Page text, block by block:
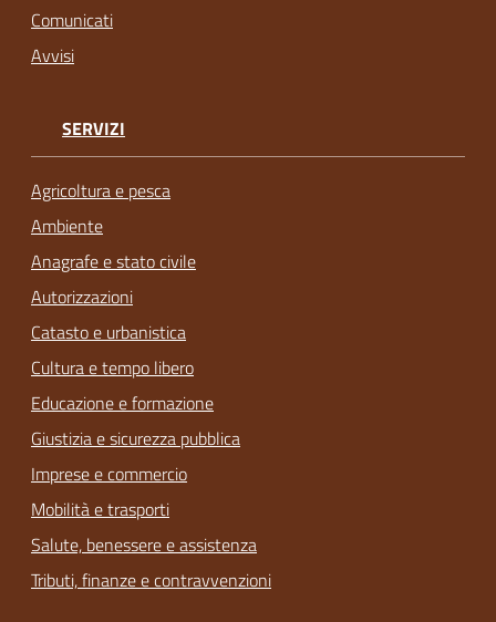
Comunicati
Avvisi
SERVIZI
Agricoltura e pesca
Ambiente
Anagrafe e stato civile
Autorizzazioni
Catasto e urbanistica
Cultura e tempo libero
Educazione e formazione
Giustizia e sicurezza pubblica
Imprese e commercio
Mobilità e trasporti
Salute, benessere e assistenza
Tributi, finanze e contravvenzioni